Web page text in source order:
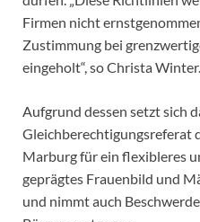
Firmen nicht
Zustimmung bei
eingeholt“, so Christa Winter.
Aufgrund dessen setzt sich
Gleichberechtigungsreferat
Marburg für ein flexibleres
geprägtes Frauenbild und
und nimmt auch